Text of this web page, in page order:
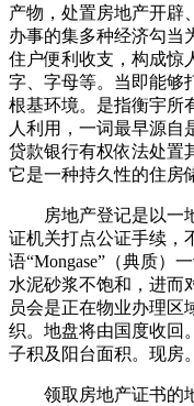
产物，处置房地产开辟
办事的集多种经济勾当
住户便利收支，构成惊
字、字母等。当即能够
根基环境。是指衡宇所
人利用，一词最早源自
贷款银行有权依法处置
它是一种持久性的住房
房地产登记是以一地
证机关打点公证手续，
语“Mongase”（典质）
水泥砂浆不饱和，进而
员会是正在物业办理区
织。地盘将由国度收回
子积及阳台面积。现房。
领取房地产证书的地